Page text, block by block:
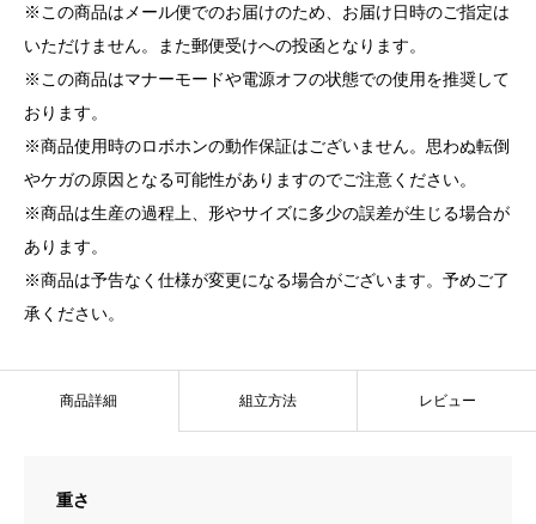
※この商品はメール便でのお届けのため、お届け日時のご指定は
いただけません。また郵便受けへの投函となります。
※この商品はマナーモードや電源オフの状態での使用を推奨して
おります。
※商品使用時のロボホンの動作保証はございません。思わぬ転倒
やケガの原因となる可能性がありますのでご注意ください。
※商品は生産の過程上、形やサイズに多少の誤差が生じる場合が
あります。
※商品は予告なく仕様が変更になる場合がございます。予めご了
承ください。
商品詳細 組立方法 レビュー
重さ